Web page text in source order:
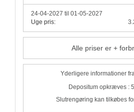
24-04-2027 til 01-05-2027
Uge pris:
Alle priser er +
Yderligere informationer
Depositum opkræves :
Slutrengøring kan tilkøbes